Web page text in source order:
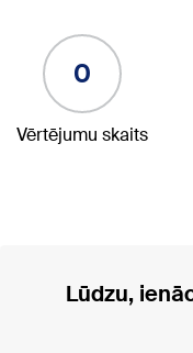
0
Vērtējumu skaits
Lūdzu,